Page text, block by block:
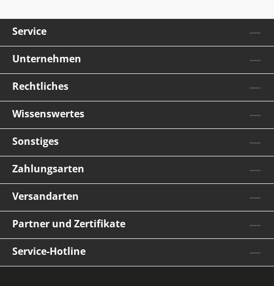
Service
Unternehmen
Rechtliches
Wissenswertes
Sonstiges
Zahlungsarten
Versandarten
Partner und Zertifikate
Service-Hotline